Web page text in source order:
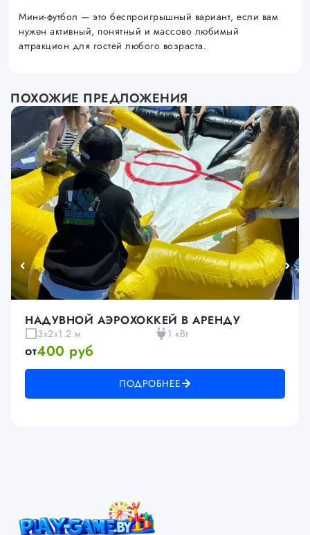
Мини-футбол — это беспроигрышный вариант, если вам
нужен активный, понятный и массово любимый
аттракцион для гостей любого возраста.
ПОХОЖИЕ ПРЕДЛОЖЕНИЯ
НАДУВНОЙ АЭРОХОККЕЙ В АРЕНДУ
3х2х1.2 м 1 кВт
от400 руб
ПОДРОБНЕЕ